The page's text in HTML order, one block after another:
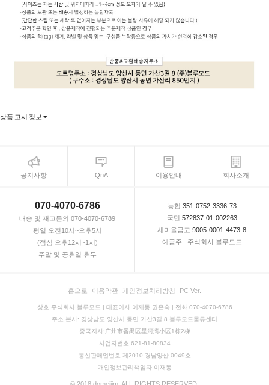
상품 고시 정보
공지사항 QnA 이용안내 회사소개
070-4070-6786
배송 및 재고문의 070-4070-6789
평일 오전10시~오후5시
(점심 오후12시~1시)
주말 및 공휴일 휴무
농협 351-0752-3336-73
국민 572837-01-002263
새마을금고 9005-0001-4473-8
예금주 : 주식회사 블루모드
홈으로 이용약관 개인정보처리방침 PC Ver.
상호 주식회사 블루모드 | 대표이사 이재동 권은숙 | 전화 070-4070-6786
주소 본사: 경상남도 양산시 동면 가산3길 8 블루모드물류센터
중국지사:广州市番禺区星河湾小区1栋2梯
사업자번호 621-81-80834
통신판매업번호 제2010-경남양산-0049호
개인정보관리책임자 이재동